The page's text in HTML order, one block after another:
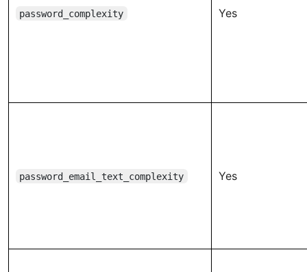
password_complexity Yes
password_email_text_complexity Yes